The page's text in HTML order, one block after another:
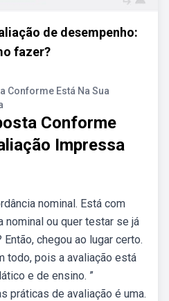
de desempenho:
fazer?
Conforme Está Na Sua
Conforme
Impressa
nominal. Está com
nominal ou quer testar se já
chegou ao lugar certo.
todo, pois a avaliação está
e de ensino. ”
práticas de avaliação é uma.